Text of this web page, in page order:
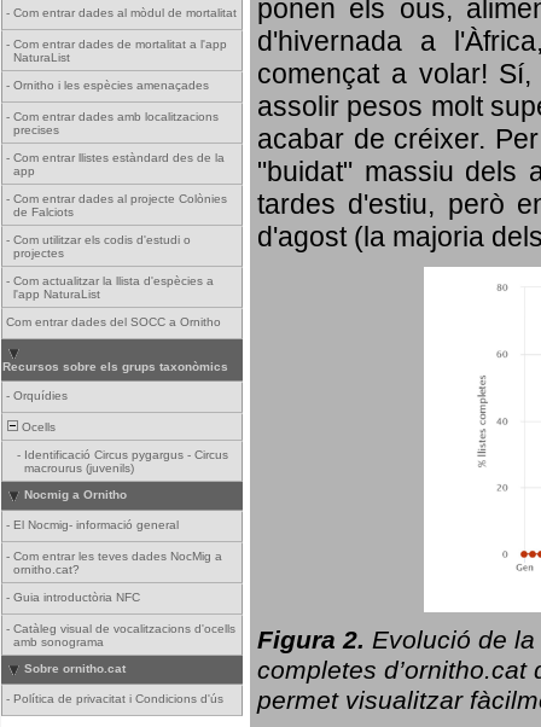
- Com entrar dades al mòdul de mortalitat
- Com entrar dades de mortalitat a l'app
NaturaList
- Ornitho i les espècies amenaçades
- Com entrar dades amb localitzacions
precises
- Com entrar llistes estàndard des de la
app
- Com entrar dades al projecte Colònies
de Falciots
- Com utilitzar els codis d'estudi o
projectes
- Com actualitzar la llista d'espècies a
l'app NaturaList
Com entrar dades del SOCC a Ornitho
Recursos sobre els grups taxonòmics
- Orquídies
Ocells
- Identificació Circus pygargus - Circus
macrourus (juvenils)
Nocmig a Ornitho
- El Nocmig- informació general
- Com entrar les teves dades NocMig a
ornitho.cat?
- Guia introductòria NFC
- Catàleg visual de vocalitzacions d'ocells
amb sonograma
Sobre ornitho.cat
- Política de privacitat i Condicions d'ús
ponen els ous,
d'hivernada a
començat a volar!
assolir pesos molt
acabar de créixer.
"buidat" massiu dels
tardes d'estiu, però
d'agost (la majoria
Figura 2. Evolució de la
completes d’ornitho.cat
permet visualitzar